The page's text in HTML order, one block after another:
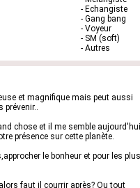
- Echangiste
- Gang bang
- Voyeur
- SM (soft)
- Autres
et magnifique mais peut aussi
prévenir..
chose et il me semble aujourd'hui
présence sur cette planète.
le bonheur et pour les plus
faut il courrir après? Ou tout